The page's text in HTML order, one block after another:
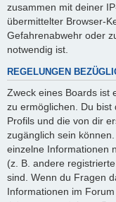
zusammen mit deiner
übermittelter Browser-
Gefahrenabwehr oder
notwendig ist.
REGELUNGEN
Zweck eines Boards ist
zu ermöglichen. Du
Profils und die von dir
zugänglich sein
einzelne Informationen
(z. B. andere
sind. Wenn du Fragen
Informationen im